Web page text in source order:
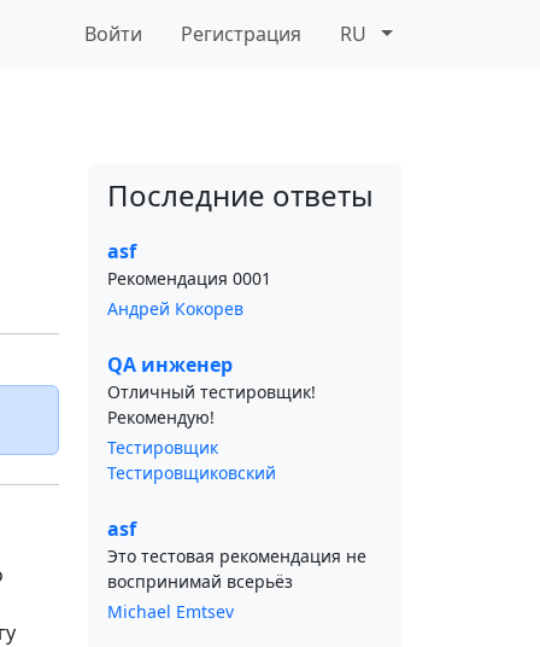
Войти Регистрация RU
Последние ответы
asf
Рекомендация 0001
Андрей Кокорев
QA инженер
Отличный тестировщик!
Рекомендую!
Тестировщик
Тестировщиковский
asf
Это тестовая рекомендация не
воспринимай всерьёз
Michael Emtsev